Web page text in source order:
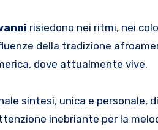
risiedono nei ritmi, nei
della tradizione
dove attualmente vive.
sintesi, unica e
inebriante per la